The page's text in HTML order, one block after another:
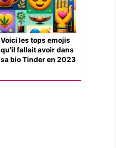
Voici les tops emojis
qu’il fallait avoir dans
sa bio Tinder en 2023